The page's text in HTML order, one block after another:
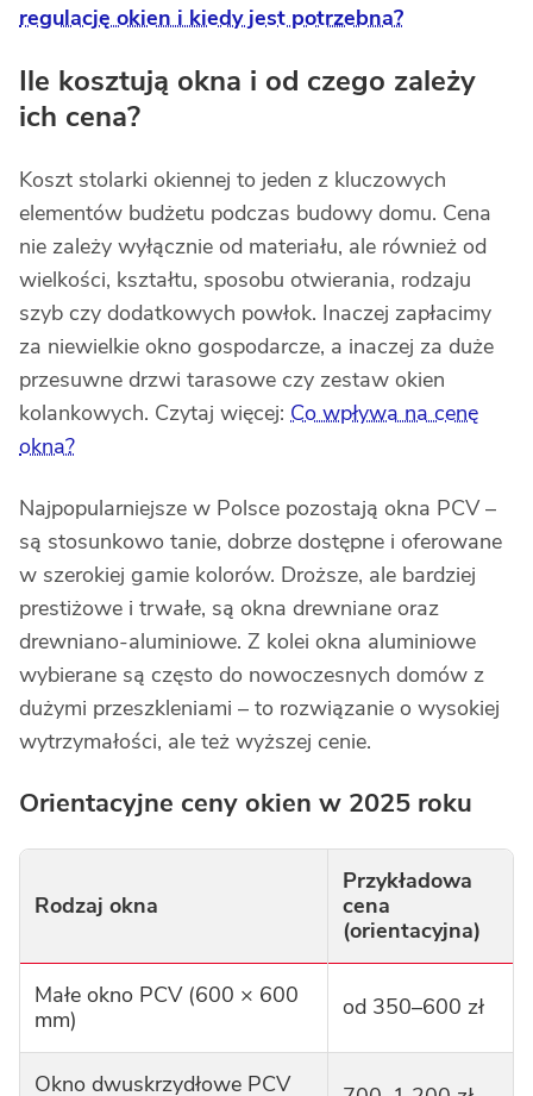
regulację okien i kiedy jest potrzebna?
Ile kosztują okna i od czego zależy
ich cena?
Koszt stolarki okiennej to jeden z kluczowych
elementów budżetu podczas budowy domu. Cena
nie zależy wyłącznie od materiału, ale również od
wielkości, kształtu, sposobu otwierania, rodzaju
szyb czy dodatkowych powłok. Inaczej zapłacimy
za niewielkie okno gospodarcze, a inaczej za duże
przesuwne drzwi tarasowe czy zestaw okien
kolankowych. Czytaj więcej: Co wpływa na cenę
okna?
Najpopularniejsze w Polsce pozostają okna PCV –
są stosunkowo tanie, dobrze dostępne i oferowane
w szerokiej gamie kolorów. Droższe, ale bardziej
prestiżowe i trwałe, są okna drewniane oraz
drewniano-aluminiowe. Z kolei okna aluminiowe
wybierane są często do nowoczesnych domów z
dużymi przeszkleniami – to rozwiązanie o wysokiej
wytrzymałości, ale też wyższej cenie.
Orientacyjne ceny okien w 2025 roku
Rodzaj okna
Przykładowa
cena
(orientacyjna)
Małe okno PCV (600 × 600
mm)
od 350–600 zł
Okno dwuskrzydłowe PCV